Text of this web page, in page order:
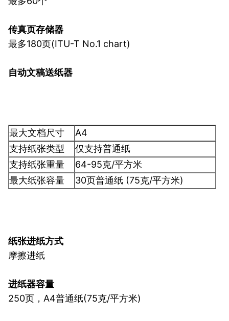
传真页存储器
最多180页(ITU-T No.1 chart)
自动文稿送纸器
最大文档尺寸
A4
支持纸张类型
仅支持普通纸
支持纸张重量
64-95克/平方米
最大纸张容量
30页普通纸 (75克/平方米)
纸张进纸方式
摩擦进纸
进纸器容量
250页，A4普通纸(75克/平方米)